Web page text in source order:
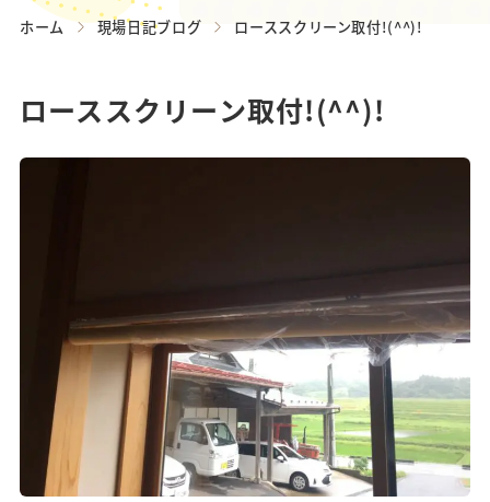
ホーム 現場日記ブログ ローススクリーン取付!(^^)!
ローススクリーン取付!(^^)!